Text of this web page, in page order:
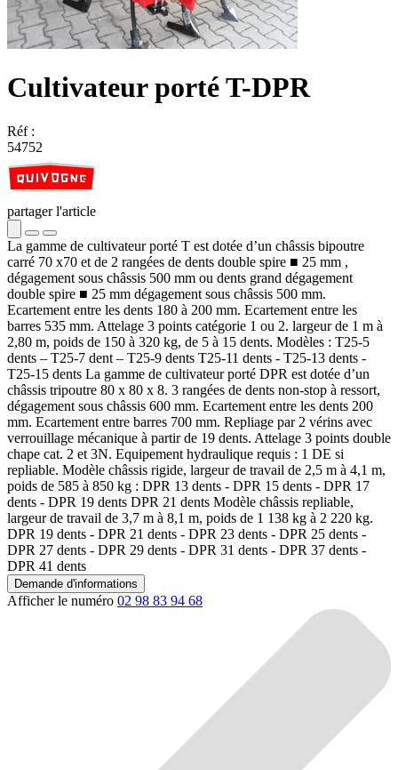
Cultivateur porté T-DPR
Réf :
54752
partager l'article
La gamme de cultivateur porté T est dotée d’un châssis bipoutre
carré 70 x70 et de 2 rangées de dents double spire ■ 25 mm ,
dégagement sous châssis 500 mm ou dents grand dégagement
double spire ■ 25 mm dégagement sous châssis 500 mm.
Ecartement entre les dents 180 à 200 mm. Ecartement entre les
barres 535 mm. Attelage 3 points catégorie 1 ou 2. largeur de 1 m à
2,80 m, poids de 150 à 320 kg, de 5 à 15 dents. Modèles : T25-5
dents – T25-7 dent – T25-9 dents T25-11 dents - T25-13 dents -
T25-15 dents La gamme de cultivateur porté DPR est dotée d’un
châssis tripoutre 80 x 80 x 8. 3 rangées de dents non-stop à ressort,
dégagement sous châssis 600 mm. Ecartement entre les dents 200
mm. Ecartement entre barres 700 mm. Repliage par 2 vérins avec
verrouillage mécanique à partir de 19 dents. Attelage 3 points double
chape cat. 2 et 3N. Equipement hydraulique requis : 1 DE si
repliable. Modèle châssis rigide, largeur de travail de 2,5 m à 4,1 m,
poids de 585 à 850 kg : DPR 13 dents - DPR 15 dents - DPR 17
dents - DPR 19 dents DPR 21 dents Modèle châssis repliable,
largeur de travail de 3,7 m à 8,1 m, poids de 1 138 kg à 2 220 kg.
DPR 19 dents - DPR 21 dents - DPR 23 dents - DPR 25 dents -
DPR 27 dents - DPR 29 dents - DPR 31 dents - DPR 37 dents -
DPR 41 dents
Demande d'informations
Afficher le numéro 02 98 83 94 68